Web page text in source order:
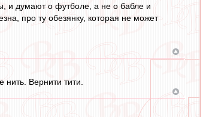
и думают о футболе, а не о бабле и
про ту обезянку, которая не может
нить. Вернити тити.